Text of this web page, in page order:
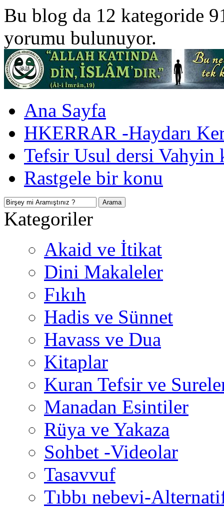
Bu blog da 12 kategoride
yorumu bulunuyor.
Ana Sayfa
HKERRAR -Haydarı
Tefsir Usul dersi Vahyin
Rastgele bir konu
Kategoriler
Akaid ve İtikat
Dini Makaleler
Fıkıh
Hadis ve Sünnet
Havass ve Dua
Kitaplar
Kuran Tefsir ve
Manadan Esintiler
Rüya ve Yakaza
Sohbet -Videolar
Tasavvuf
Tıbbı nebevi-